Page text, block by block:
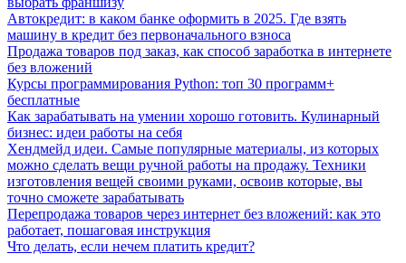
Автокредит: в каком банке оформить в 2025. Где взять
машину в кредит без первоначального взноса
Продажа товаров под заказ, как способ заработка в интернете
без вложений
Курсы программирования Python: топ 30 программ+
бесплатные
Как зарабатывать на умении хорошо готовить. Кулинарный
бизнес: идеи работы на себя
Хендмейд идеи. Самые популярные материалы, из которых
можно сделать вещи ручной работы на продажу. Техники
изготовления вещей своими руками, освоив которые, вы
точно сможете зарабатывать
Перепродажа товаров через интернет без вложений: как это
работает, пошаговая инструкция
Что делать, если нечем платить кредит?